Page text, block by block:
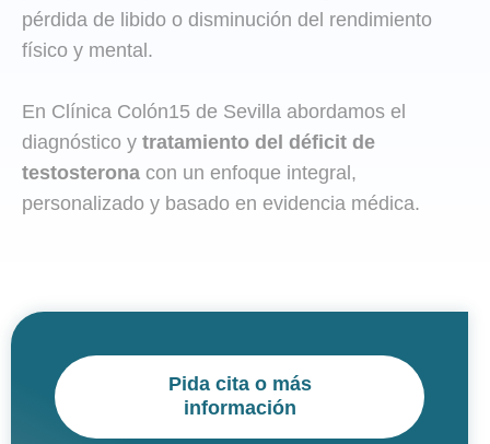
pérdida de libido o disminución del rendimiento
físico y mental.
En Clínica Colón15 de Sevilla abordamos el
diagnóstico y tratamiento del déficit de
testosterona con un enfoque integral,
personalizado y basado en evidencia médica.
Pida cita o más
información